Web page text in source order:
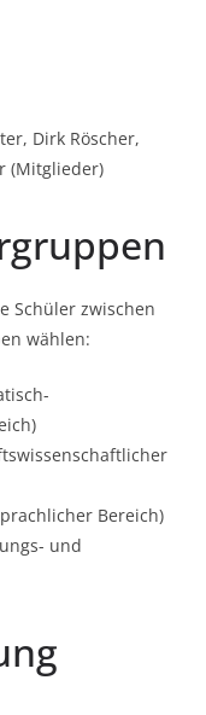
Dirk Röscher,
(Mitglieder)
Schüler zwischen
wählen:
Bereich)
und